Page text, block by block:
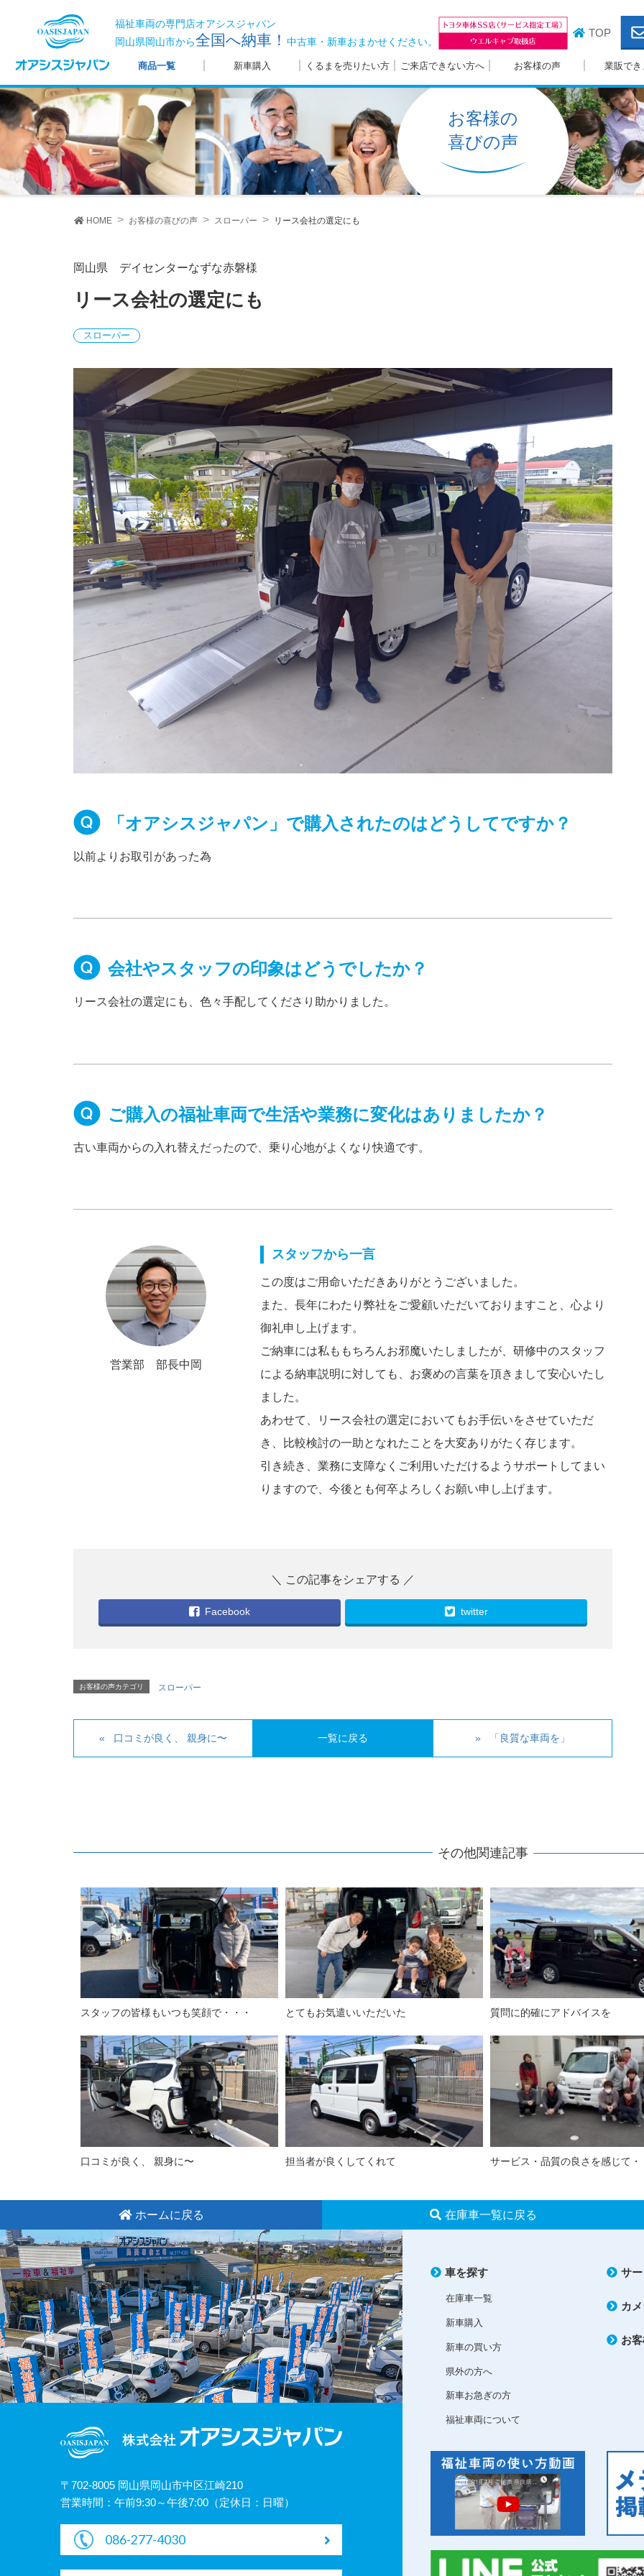
福祉車両の専門店オアシスジャパン
岡山県岡山市から全国へ納車！中古車・新車おまかせください。
TOP
商品一覧 新車購入 くるまを売りたい方 ご来店できない方へ お客様の声 業販でき
お客様の
喜びの声
HOME お客様の喜びの声 スローパー リース会社の選定にも
岡山県 デイセンターなずな赤磐様
リース会社の選定にも
スローパー
「オアシスジャパン」で購入されたのはどうしてですか？
以前よりお取引があった為
会社やスタッフの印象はどうでしたか？
リース会社の選定にも、色々手配してくださり助かりました。
ご購入の福祉車両で生活や業務に変化はありましたか？
古い車両からの入れ替えだったので、乗り心地がよくなり快適です。
営業部 部長中岡
スタッフから一言
この度はご用命いただきありがとうございました。
また、長年にわたり弊社をご愛顧いただいておりますこと、心より
御礼申し上げます。
ご納車には私ももちろんお邪魔いたしましたが、研修中のスタッフ
による納車説明に対しても、お褒めの言葉を頂きまして安心いたし
ました。
あわせて、リース会社の選定においてもお手伝いをさせていただ
き、比較検討の一助となれたことを大変ありがたく存じます。
引き続き、業務に支障なくご利用いただけるようサポートしてまい
りますので、今後とも何卒よろしくお願い申し上げます。
Facebook twitter
お客様の声カテゴリ スローパー
口コミが良く、 親身に〜 一覧に戻る 「良質な車両を」
その他関連記事
スタッフの皆様もいつも笑顔で・・・ とてもお気遣いいただいた 質問に的確にアドバイスを
口コミが良く、 親身に〜 担当者が良くしてくれて サービス・品質の良さを感じて・
ホームに戻る 在庫車一覧に戻る
〒702-8005 岡山県岡山市中区江崎210
営業時間：午前9:30～午後7:00（定休日：日曜）
086-277-4030
車を探す
在庫車一覧
新車購入
新車の買い方
県外の方へ
新車お急ぎの方
福祉車両について
サ
カ
お